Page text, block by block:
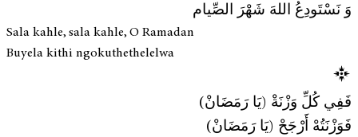
وَ نَسْتَودِعُ اللهَ شَهْرَ الصِّيام
Sala kahle, sala kahle, O Ramadan
Buyela kithi ngokuthethelelwa
فَفِي كُلِّ وَزْنَةْ (يَا رَمَضَانْ)
فَوَزْنَتُهْ أَرْجَحْ (يَا رَمَضَانْ)